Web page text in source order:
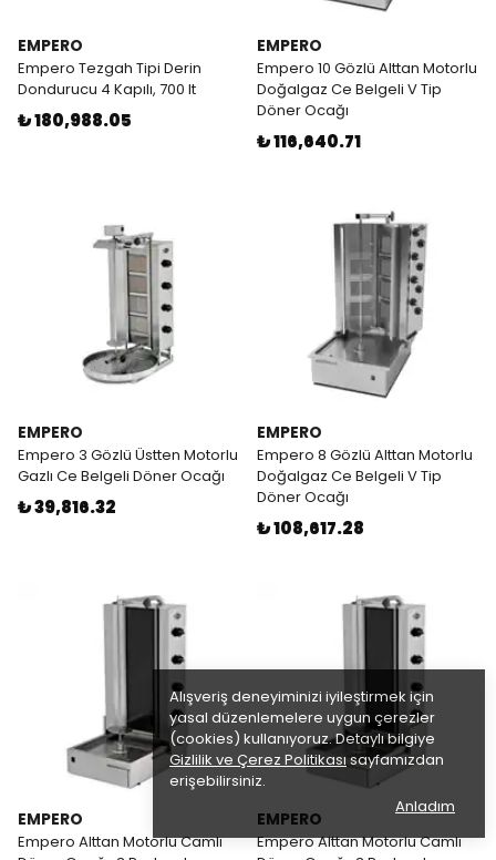
Alışveriş deneyiminizi iyileştirmek için
yasal düzenlemelere uygun çerezler
(cookies) kullanıyoruz. Detaylı bilgiye
Gizlilik ve Çerez Politikasısayfamızdan
erişebilirsiniz.
Anladım
EMPERO
Empero Tezgah Tipi Derin
Dondurucu 4 Kapılı, 700 lt
₺ 180,988.05
EMPERO
Empero 10 Gözlü Alttan Motorlu
Doğalgaz Ce Belgeli V Tip
Döner Ocağı
₺ 116,640.71
EMPERO
Empero 3 Gözlü Üstten Motorlu
Gazlı Ce Belgeli Döner Ocağı
₺ 39,816.32
EMPERO
Empero 8 Gözlü Alttan Motorlu
Doğalgaz Ce Belgeli V Tip
Döner Ocağı
₺ 108,617.28
EMPERO
Empero Alttan Motorlu Camlı
EMPERO
Empero Alttan Motorlu Camlı